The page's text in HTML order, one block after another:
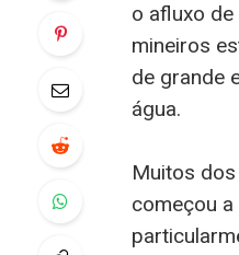
o afluxo
mineiros
de grande
água.
Muitos dos
começou